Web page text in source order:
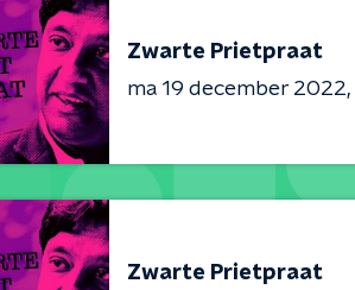
Zwarte Prietpraat
ma 19 december 2022
Zwarte Prietpraat